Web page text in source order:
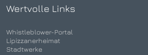
Wertvolle Links
Whistleblower-Portal
Lipizzanerheimat
Stadtwerke